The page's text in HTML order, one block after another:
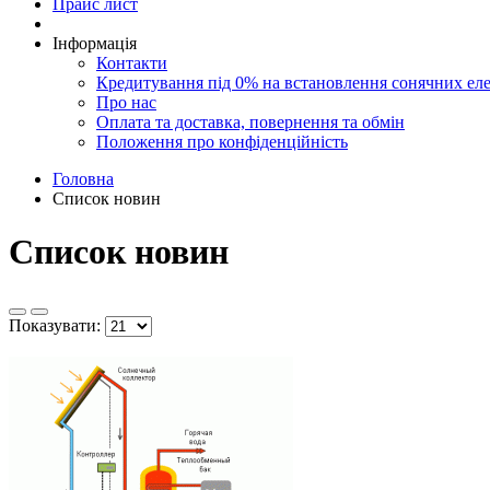
Прайс лист
Інформація
Контакти
Кредитування під 0% на встановлення сонячних
Про нас
Оплата та доставка, повернення та обмін
Положення про конфіденційність
Головна
Список новин
Список новин
Показувати: